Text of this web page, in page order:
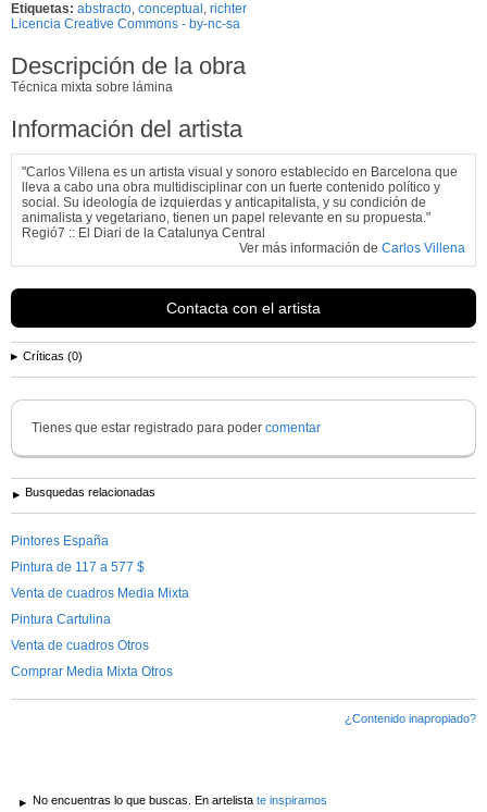
Etiquetas: abstracto conceptual richter
Licencia Creative Commons - by-nc-sa
Descripción de la obra
Técnica mixta sobre lámina
Información del artista
"Carlos Villena es un artista visual y sonoro establecido en Barcelona que
lleva a cabo una obra multidisciplinar con un fuerte contenido político y
social. Su ideología de izquierdas y anticapitalista, y su condición de
animalista y vegetariano, tienen un papel relevante en su propuesta."
Regió7 :: El Diari de la Catalunya Central
Ver más información de Carlos Villena
Contacta con el artista
Críticas (0)
Tienes que estar registrado para poder comentar
Busquedas relacionadas
Pintores España
Pintura de 117 a 577 $
Venta de cuadros Media Mixta
Pintura Cartulina
Venta de cuadros Otros
Comprar Media Mixta Otros
¿Contenido inapropiado?
No encuentras lo que buscas. En artelista te inspiramos